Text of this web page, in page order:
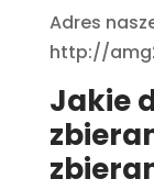
Adres
http://
Jakie